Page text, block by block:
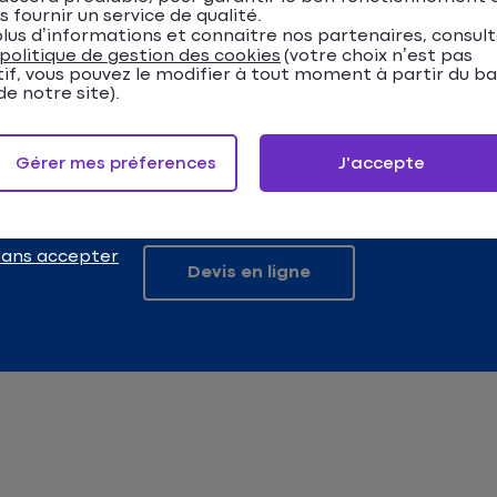
Matmut vous
, optez pour celle correspondant
en ligne vous informe gratuitement et sans
Devis en ligne
fournir un service de qualité.
d’informations et connaitre nos partenaires,
politique de gestion des cookies (votre choix n’est pas
vous pouvez le modifier à tout moment à partir du
notre site).
accepter
Gérer mes préferences J'accepte